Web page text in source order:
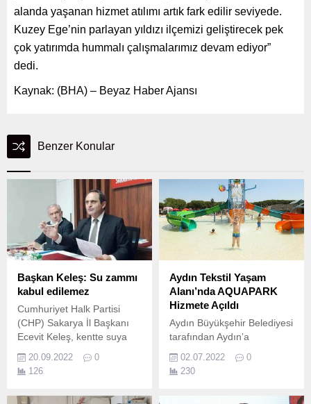
alanda yaşanan hizmet atılımı artık fark edilir seviyede.
Kuzey Ege’nin parlayan yıldızı ilçemizi geliştirecek pek
çok yatırımda hummalı çalışmalarımız devam ediyor”
dedi.
Kaynak: (BHA) – Beyaz Haber Ajansı
Benzer Konular
Başkan Keleş: Su zammı
kabul edilemez
Cumhuriyet Halk Partisi
(CHP) Sakarya İl Başkanı
Ecevit Keleş, kentte suya
tepki gösterdi.
20.09.2022
0
126
Aydın Tekstil Yaşam
Alanı’nda AQUAPARK
Hizmete Açıldı
Aydın Büyükşehir Belediyesi
tarafından Aydın’a
Yaşam Alanı çocukları da
mutlu ediyor.
02.07.2022
0
230